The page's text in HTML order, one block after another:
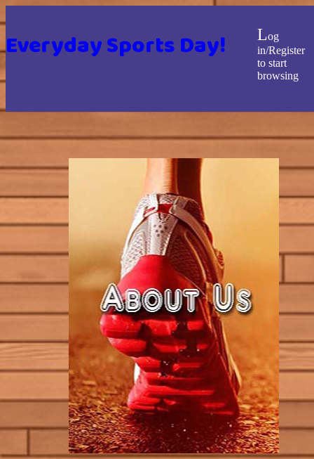
Everyday Sports Day! Log
in/Register
to start
browsing